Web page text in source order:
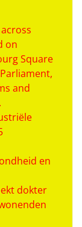
on
Square
and
en
dokter